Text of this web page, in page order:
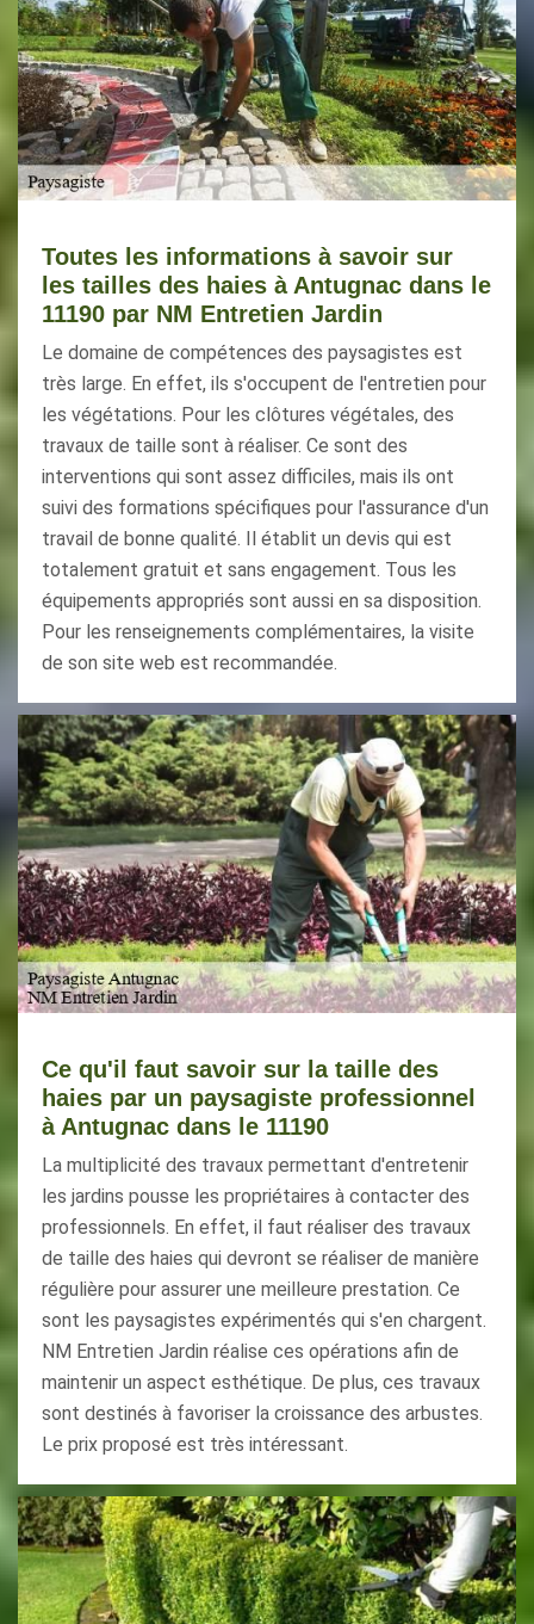
Toutes les informations à savoir sur
les tailles des haies à Antugnac dans le
11190 par NM Entretien Jardin
Le domaine de compétences des paysagistes est
très large. En effet, ils s'occupent de l'entretien pour
les végétations. Pour les clôtures végétales, des
travaux de taille sont à réaliser. Ce sont des
interventions qui sont assez difficiles, mais ils ont
suivi des formations spécifiques pour l'assurance d'un
travail de bonne qualité. Il établit un devis qui est
totalement gratuit et sans engagement. Tous les
équipements appropriés sont aussi en sa disposition.
Pour les renseignements complémentaires, la visite
de son site web est recommandée.
Ce qu'il faut savoir sur la taille des
haies par un paysagiste professionnel
à Antugnac dans le 11190
La multiplicité des travaux permettant d'entretenir
les jardins pousse les propriétaires à contacter des
professionnels. En effet, il faut réaliser des travaux
de taille des haies qui devront se réaliser de manière
régulière pour assurer une meilleure prestation. Ce
sont les paysagistes expérimentés qui s'en chargent.
NM Entretien Jardin réalise ces opérations afin de
maintenir un aspect esthétique. De plus, ces travaux
sont destinés à favoriser la croissance des arbustes.
Le prix proposé est très intéressant.